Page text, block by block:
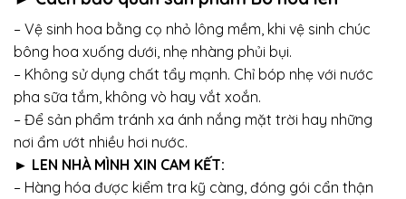
– Vệ sinh hoa bằng cọ nhỏ lông mềm, khi vệ sinh chúc
bông hoa xuống dưới, nhẹ nhàng phủi bụi.
– Không sử dụng chất tẩy mạnh. Chỉ bóp nhẹ với nước
pha sữa tắm, không vò hay vắt xoắn.
– Để sản phẩm tránh xa ánh nắng mặt trời hay những
nơi ẩm ướt nhiều hơi nước.
► LEN NHÀ MÌNH XIN CAM KẾT:
– Hàng hóa được kiểm tra kỹ càng, đóng gói cẩn thận